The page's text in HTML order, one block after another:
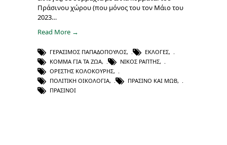
Πράσινου χώρου (που μόνος του τον Μάιο του
2023…
Read More →
ΓΕΡΆΣΙΜΟΣ ΠΑΠΑΔΌΠΟΥΛΟΣ, ΕΚΛΟΓΈΣ,
ΚΌΜΜΑ ΓΙΑ ΤΑ ΖΏΑ, ΝΊΚΟΣ ΡΆΠΤΗΣ,
ΟΡΈΣΤΗΣ ΚΟΛΟΚΟΎΡΗΣ,
ΠΟΛΙΤΙΚΉ ΟΙΚΟΛΟΓΊΑ, ΠΡΑΣΙΝΟ ΚΑΙ ΜΩΒ,
ΠΡΆΣΙΝΟΙ